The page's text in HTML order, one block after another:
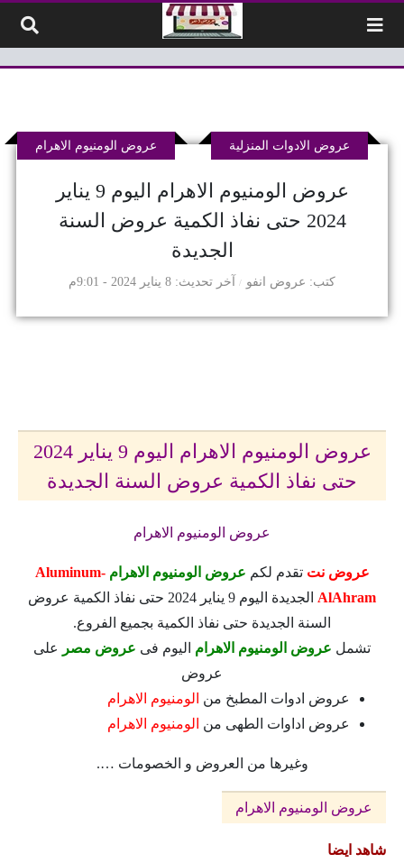
عروض الومنيوم الاهرام اليوم 9 يناير
2024 حتى نفاذ الكمية عروض السنة
الجديدة
كتب عروض انفو
عروض الادوات المنزلية عروض الومنيوم الاهرام
آخر تحديث 8 يناير 2024 - 9:01م
عروض الومنيوم الاهرام اليوم 9 يناير 2024
حتى نفاذ الكمية عروض السنة الجديدة
عروض الومنيوم الاهرام
عروض نت تقدم لكم عروض الومنيوم الاهرام Aluminum-
AlAhram
الجديدة اليوم 9 يناير 2024 حتى نفاذ الكمية عروض
السنة الجديدة حتى نفاذ الكمية بجميع الفروع.
تشمل عروض الومنيوم الاهرام اليوم فى عروض مصر
على
عروض
عروض ادوات المطبخ من الومنيوم الاهرام
عروض اداوات الطهى من الومنيوم الاهرام
وغيرها من العروض و الخصومات ….
عروض الومنيوم الاهرام
شاهد ايضا